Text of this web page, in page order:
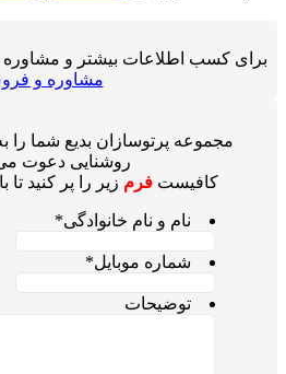
برای کسب اطلاعات بیشتر و مشاوره
مشاوره و
مجموعه پرتوسازان بدیع شما را
روشنایی دعوت می
کافیست فرم زیر را پر کنید تا
نام و نام خانوادگی*
شماره موبایل*
توضیحات